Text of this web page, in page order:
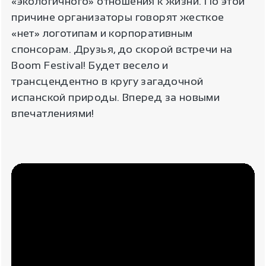
причине организаторы говорят жесткое
«нет» логотипам и корпоративным
спонсорам. Друзья, до скорой встречи на
Boom Festival! Будет весело и
трансцендентно в кругу загадочной
испанской природы. Вперед за новыми
впечатлениями!